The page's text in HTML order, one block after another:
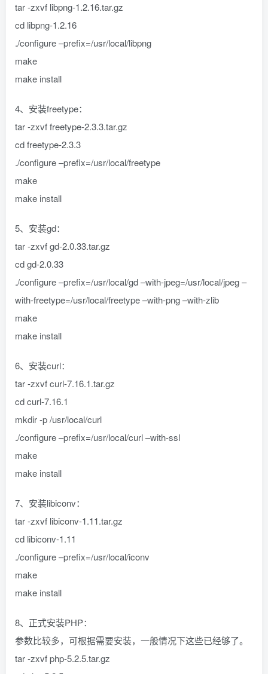
tar -zxvf libpng-1.2.16.tar.gz
cd libpng-1.2.16
./configure –prefix=/usr/local/libpng
make
make install
4、安装freetype：
tar -zxvf freetype-2.3.3.tar.gz
cd freetype-2.3.3
./configure –prefix=/usr/local/freetype
make
make install
5、安装gd：
tar -zxvf gd-2.0.33.tar.gz
cd gd-2.0.33
./configure –prefix=/usr/local/gd –with-jpeg=/usr/local/jpeg –
with-freetype=/usr/local/freetype –with-png –with-zlib
make
make install
6、安装curl：
tar -zxvf curl-7.16.1.tar.gz
cd curl-7.16.1
mkdir -p /usr/local/curl
./configure –prefix=/usr/local/curl –with-ssl
make
make install
7、安装libiconv：
tar -zxvf libiconv-1.11.tar.gz
cd libiconv-1.11
./configure –prefix=/usr/local/iconv
make
make install
8、正式安装PHP：
参数比较多，可根据需要安装，一般情况下这些已经够了。
tar -zxvf php-5.2.5.tar.gz